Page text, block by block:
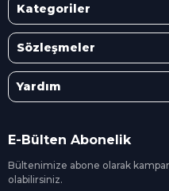
Kategoriler
Sözleşmeler
Yardım
E-Bülten Abonelik
Bültenimize abone olarak
olabilirsiniz.